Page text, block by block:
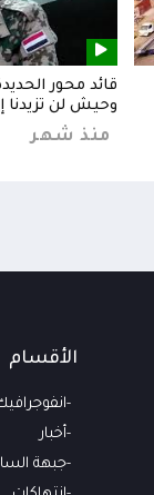
قائد محور
وحيش لن تزيدنا
منذ شهر
الأقسام
أخبار
جبهة